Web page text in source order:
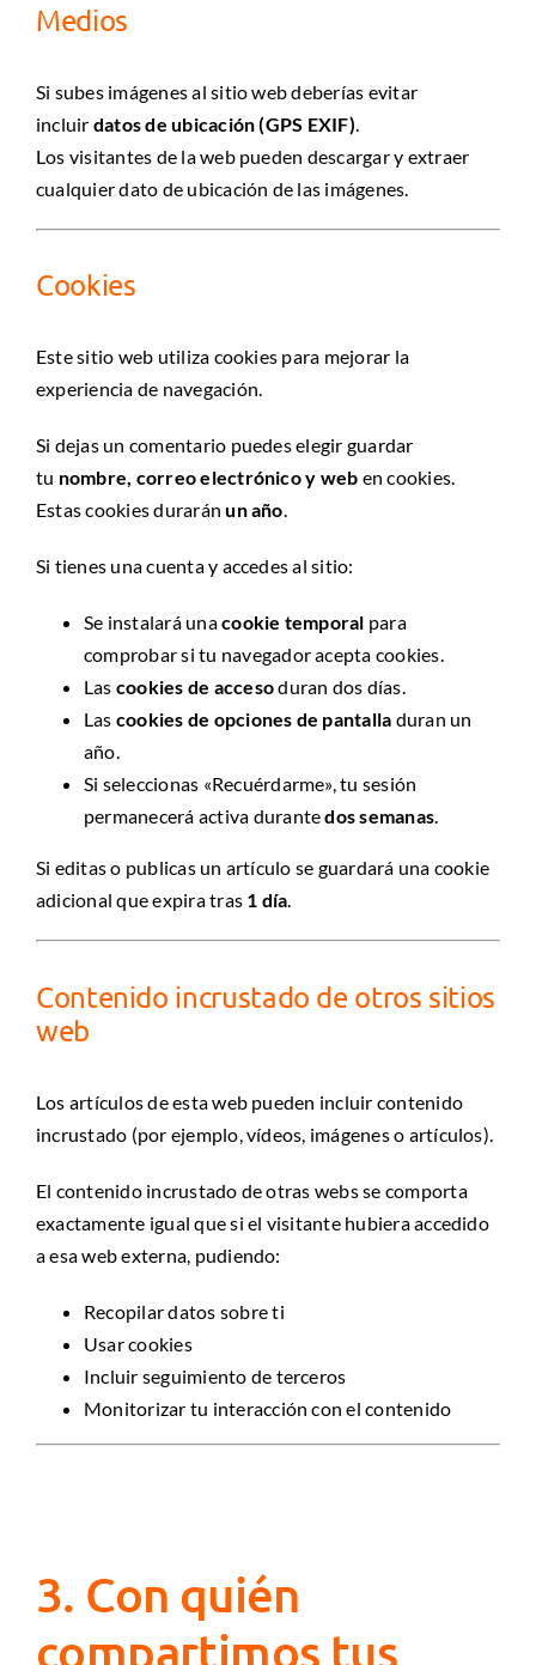
Medios
Si subes imágenes al sitio web deberías evitar
incluir datos de ubicación (GPS EXIF)
Los visitantes de la web pueden descargar y extraer
cualquier dato de ubicación de las imágenes.
Cookies
Este sitio web utiliza cookies para mejorar la
experiencia de navegación.
Si dejas un comentario puedes elegir guardar
tu nombre, correo electrónico y web en cookies.
Estas cookies duraránun año.
Si tienes una cuenta y accedes al sitio:
Se instalará unacookie temporal para
comprobar si tu navegador acepta cookies.
Las cookies de accesoduran dos días.
Las cookies de opciones de pantalla duran un
año.
Si seleccionas «Recuérdarme», tu sesión
permanecerá activa durantedos semanas.
Si editas o publicas un artículo se guardará una cookie
adicional que expira tras 1 día.
Contenido incrustado de otros sitios
web
Los artículos de esta web pueden incluir contenido
incrustado (por ejemplo, vídeos, imágenes o artículos).
El contenido incrustado de otras webs se comporta
exactamente igual que si el visitante hubiera accedido
a esa web externa, pudiendo:
Recopilar datos sobre ti
Usar cookies
Incluir seguimiento de terceros
Monitorizar tu interacción con el contenido
3. Con quién
compartimos tus